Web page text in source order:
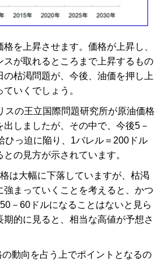
を上昇させます。価格が上昇し、
スが取れるところまで上昇するもの
の枯渇問題が、今後、油価を押し上
いくでしょう。
スの王立国際問題研究所が原油価格
しましたが、その中で、今後5－
ひっ迫に陥り、1バレル＝200ドル
の見方が示されています。
は大幅に下落していますが、枯渇
強まっていくことを考えると、かつ
－60ドルになることはないと見ら
的に見ると、相当な高値が予想さ
動向を占う上でポイントとなるの